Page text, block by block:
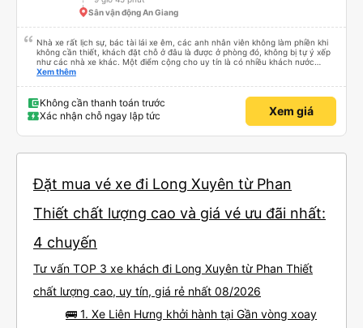
Sân vận động An Giang
Nhà xe rất lịch sự, bác tài lái xe êm, các anh nhân viên không làm phiền khi
không cần thiết, khách đặt chỗ ở đâu là được ở phòng đó, không bị tự ý xếp
như các nhà xe khác. Một điểm cộng cho uy tín là có nhiều khách nước
Xem thêm
Không cần thanh toán trước
Xác nhận chỗ ngay lập tức
Xem giá
Đặt mua vé xe đi Long Xuyên từ Phan
Thiết chất lượng cao và giá vé ưu đãi nhất:
4 chuyến
Tư vấn TOP 3 xe khách đi Long Xuyên từ Phan Thiết
chất lượng cao, uy tín, giá rẻ nhất 08/2026
🚌 1. Xe Liên Hưng khởi hành tại Gần vòng xoay